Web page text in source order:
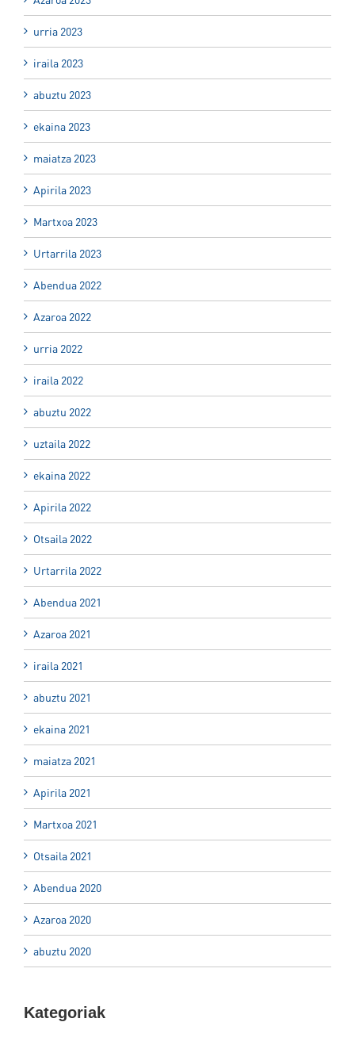
urria 2023
iraila 2023
abuztu 2023
ekaina 2023
maiatza 2023
Apirila 2023
Martxoa 2023
Urtarrila 2023
Abendua 2022
Azaroa 2022
urria 2022
iraila 2022
abuztu 2022
uztaila 2022
ekaina 2022
Apirila 2022
Otsaila 2022
Urtarrila 2022
Abendua 2021
Azaroa 2021
iraila 2021
abuztu 2021
ekaina 2021
maiatza 2021
Apirila 2021
Martxoa 2021
Otsaila 2021
Abendua 2020
Azaroa 2020
abuztu 2020
Kategoriak